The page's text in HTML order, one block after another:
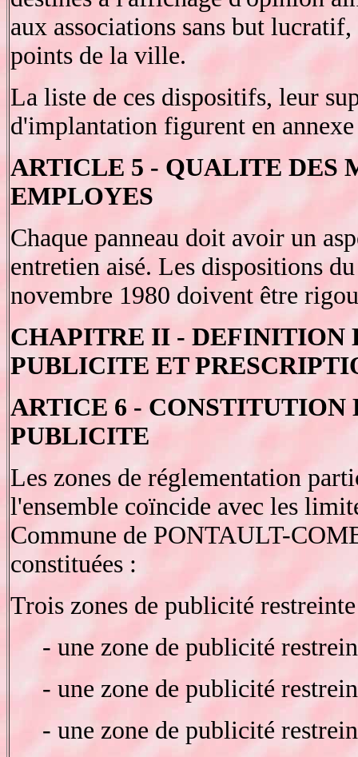
aux associations sans but
points de la ville.
La liste de ces dispositifs, leur
d'implantation figurent en
ARTICLE 5 - QUALITE DES
EMPLOYES
Chaque panneau doit avoir un
entretien aisé. Les dispositions
novembre 1980 doivent être
CHAPITRE II - DEFINITION
PUBLICITE ET
ARTICE 6 - CONSTITUTION
PUBLICITE
Les zones de réglementation
l'ensemble coïncide avec les
Commune de PONTAULT-
constituées :
Trois zones de publicité
- une zone de publicité
- une zone de publicité
- une zone de publicité